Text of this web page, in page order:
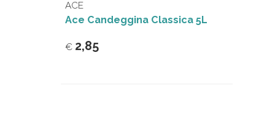
ACE
Ace Candeggina Classica 5L
€ 2,85